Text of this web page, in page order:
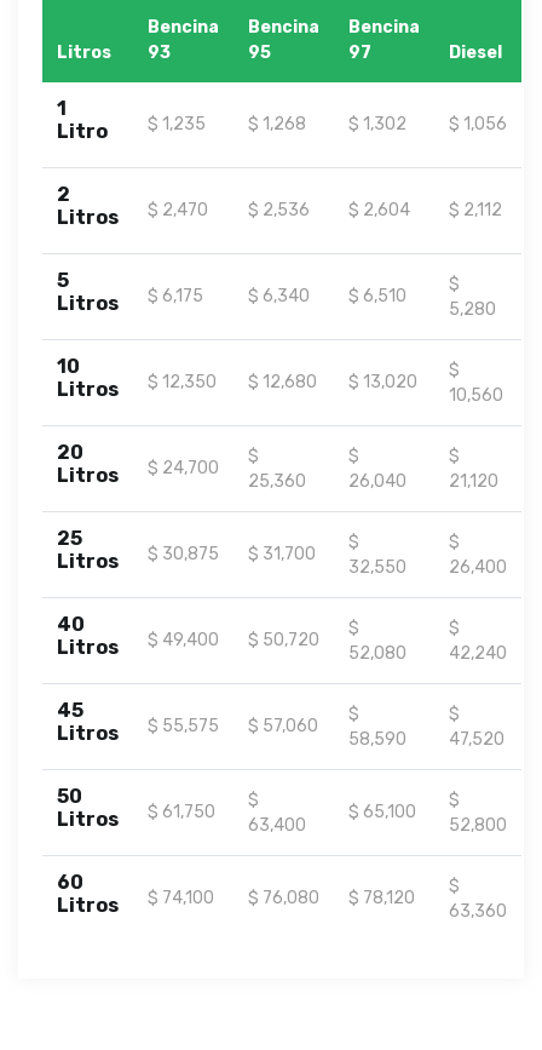
Litros
Bencina
93
Bencina
95
Bencina
97
Diesel
1
Litro
$ 1,235 $ 1,268 $ 1,302 $ 1,056
2
Litros
$ 2,470 $ 2,536 $ 2,604 $ 2,112
5
Litros
$ 6,175 $ 6,340 $ 6,510
$
5,280
10
Litros
$ 12,350 $ 12,680 $ 13,020
$
10,560
20
Litros
$ 24,700
$
25,360
$
26,040
$
21,120
25
Litros
$ 30,875 $ 31,700
$
32,550
$
26,400
40
Litros
$ 49,400 $ 50,720
$
52,080
$
42,240
45
Litros
$ 55,575 $ 57,060
$
58,590
$
47,520
50
Litros
$ 61,750
$
63,400
$ 65,100
$
52,800
60
Litros
$ 74,100 $ 76,080 $ 78,120
$
63,360